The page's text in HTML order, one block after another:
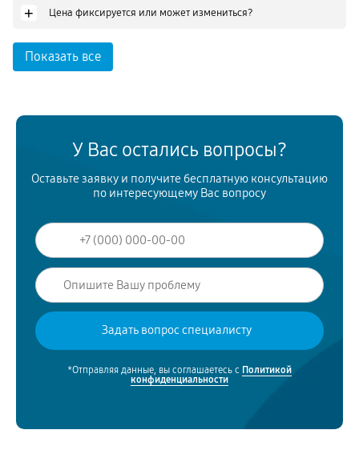
+ Цена фиксируется или может измениться?
Показать все
У Вас остались вопросы?
Оставьте заявку и получите бесплатную консультацию
по интересующему Вас вопросу
*Отправляя данные, вы соглашаетесь с Политикой
конфиденциальности